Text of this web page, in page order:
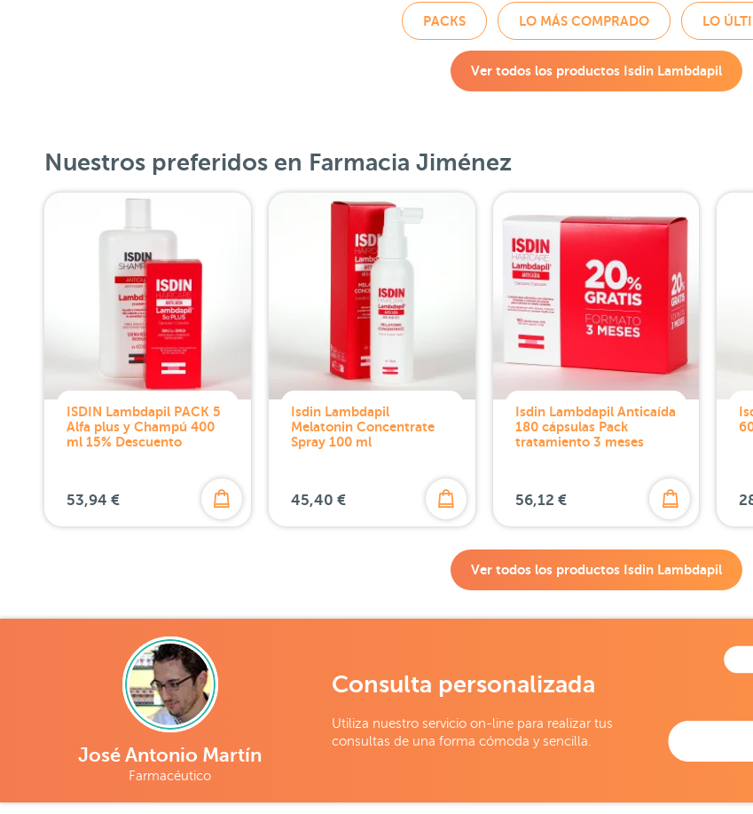
PACKS LO MÁS COMPRADO LO
Ver todos los productos Isdin Lambdapil
Nuestros preferidos en Farmacia Jiménez
ISDIN Lambdapil PACK 5
Alfa plus y Champú 400
ml 15% Descuento
53,94 €
Isdin Lambdapil
Melatonin Concentrate
Spray 100 ml
45,40 €
Isdin Lambdapil Anticaída
180 cápsulas Pack
tratamiento 3 meses
56,12 €
Ver todos los productos Isdin Lambdapil
José Antonio Martín
Farmacéutico
Consulta personalizada
Utiliza nuestro servicio on-line para realizar tus
consultas de una forma cómoda y sencilla.